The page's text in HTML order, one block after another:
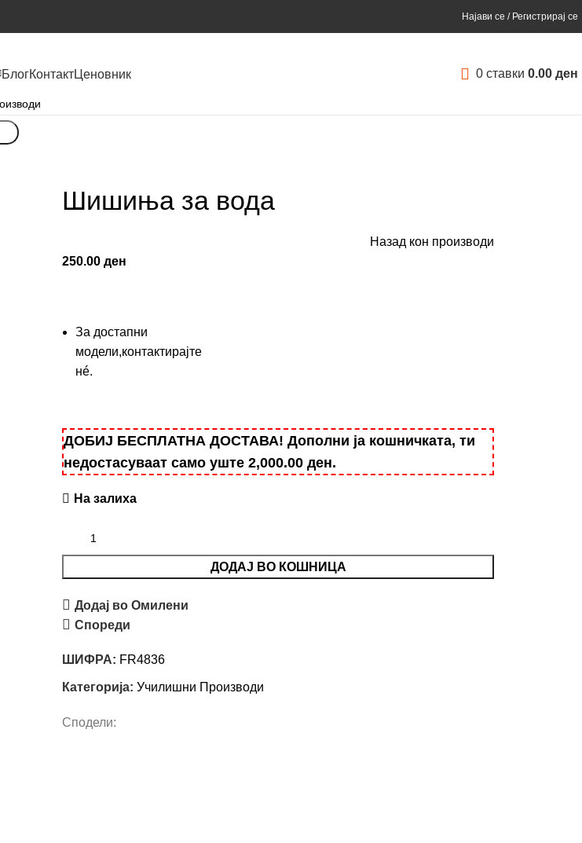
Најави се / Регистрирај се
БлогКонтактЦеновник 0 ставки 0.00 ден
Шишиња за вода
Назад кон производи
250.00 ден
За достапни
модели,контактирајте
нé.
ДОБИЈ БЕСПЛАТНА ДОСТАВА! Дополни ја кошничката, ти
недостасуваат само уште 2,000.00 ден.
На залиха
ДОДАЈ ВО КОШНИЦА
Додај во Омилени
Спореди
ШИФРА: FR4836
Категорија: Училишни Производи
Сподели: